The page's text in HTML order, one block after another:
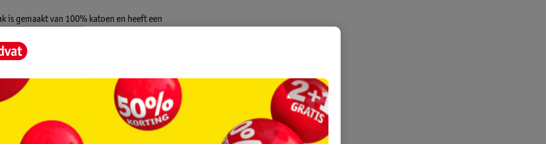
is gemaakt van 100% katoen en heeft een
kindje om in te slapen. De slaapzak is
je kindje niet zelf het slaapzakje kan